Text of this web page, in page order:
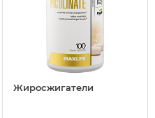
Жиросжигатели